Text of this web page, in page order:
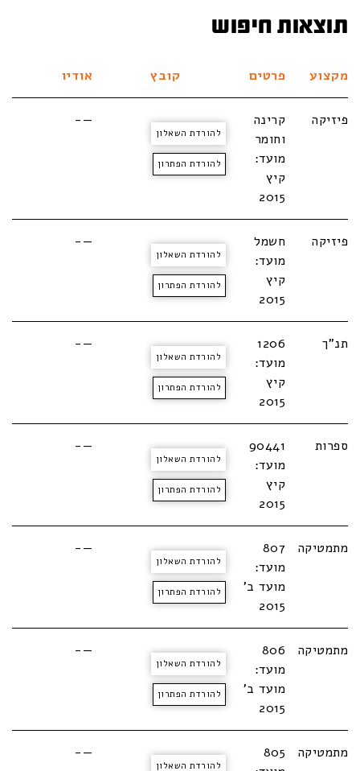
תוצאות חיפוש
מקצוע פרטים קובץ אודיו
פיזיקה
קרינה
וחומר
מועד:
קיץ
2015
להורדת השאלון
להורדת הפתרון
—-
פיזיקה
חשמל
מועד:
קיץ
2015
להורדת השאלון
להורדת הפתרון
—-
תנ"ך
1206
מועד:
קיץ
2015
להורדת השאלון
להורדת הפתרון
—-
ספרות
90441
מועד:
קיץ
2015
להורדת השאלון
להורדת הפתרון
—-
מתמטיקה
807
מועד:
מועד ב'
2015
להורדת השאלון
להורדת הפתרון
—-
מתמטיקה
806
מועד:
מועד ב'
2015
להורדת השאלון
להורדת הפתרון
—-
מתמטיקה
805
להורדת השאלון
—-